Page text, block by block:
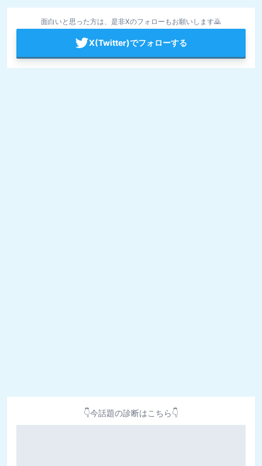
面白いと思った方は、是非Xのフォローもお願いします🙇
X(Twitter)でフォローする
👇今話題の診断はこちら👇